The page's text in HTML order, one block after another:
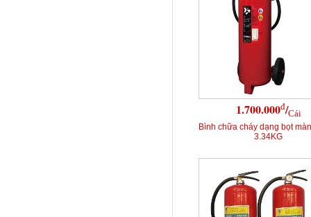
1.700.000đ/Cái
Bình chữa cháy dạng bọt
3.34KG